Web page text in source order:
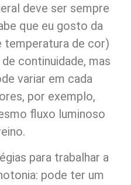
deve ser sempre
que eu gosto da
temperatura de cor)
continuidade, mas
variar em cada
por exemplo,
fluxo luminoso
para trabalhar a
pode ter um